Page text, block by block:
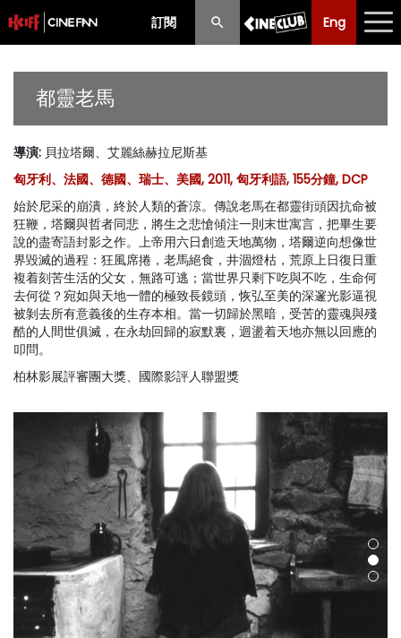
訂閱 Eng
Eng 中文
節目
放映時間表
購票須知
優惠計劃
前期節目
都靈老馬
導演: 貝拉塔爾、艾麗絲赫拉尼斯基
匈牙利、法國、德國、瑞士、美國, 2011, 匈牙利語, 155分鐘, DCP
始於尼采的崩潰，終於人類的蒼涼。傳說老馬在都靈街頭因抗命被
狂鞭，塔爾與哲者同悲，將生之悲愴傾注一則末世寓言，把畢生要
說的盡寄語封影之作。上帝用六日創造天地萬物，塔爾逆向想像世
界毀滅的過程：狂風席捲，老馬絕食，井涸燈枯，荒原上日復日重
複着刻苦生活的父女，無路可逃；當世界只剩下吃與不吃，生命何
去何從？宛如與天地一體的極致長鏡頭，恢弘至美的深邃光影逼視
被剝去所有意義後的生存本相。當一切歸於黑暗，受苦的靈魂與殘
酷的人間世俱滅，在永劫回歸的寂默裏，迴盪着天地亦無以回應的
叩問。
柏林影展評審團大獎、國際影評人聯盟獎